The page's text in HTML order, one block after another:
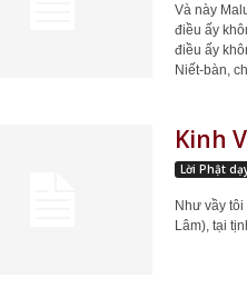
Và này
điều ấy
điều ấy
Niết-bàn,
Kinh
Lời Phật
Như vầy
Lâm), tại